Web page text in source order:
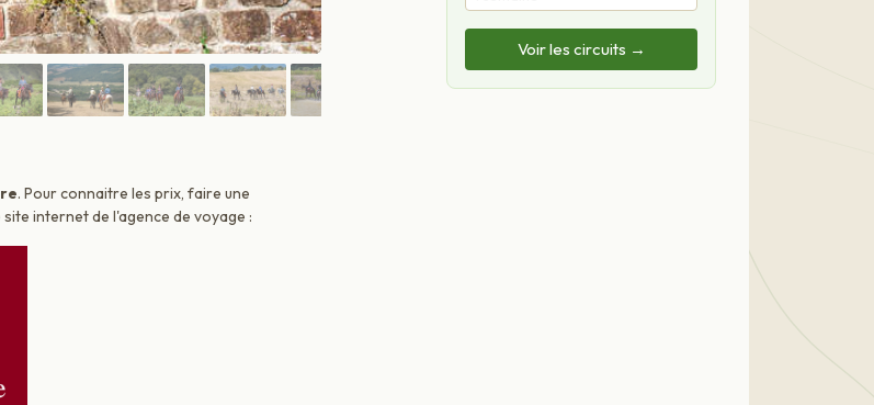
. Pour connaitre les prix, faire une
internet de l'agence de voyage :
Voir les circuits →